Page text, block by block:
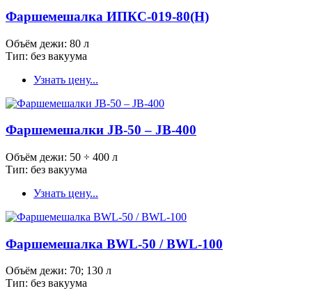
Фаршемешалка ИПКС-019-80(Н)
Объём дежи: 80 л
Тип: без вакуума
Узнать цену...
Фаршемешалки JB-50 – JB-400
Объём дежи: 50 ÷ 400 л
Тип: без вакуума
Узнать цену...
Фаршемешалка BWL-50 / BWL-100
Объём дежи: 70; 130 л
Тип: без вакуума